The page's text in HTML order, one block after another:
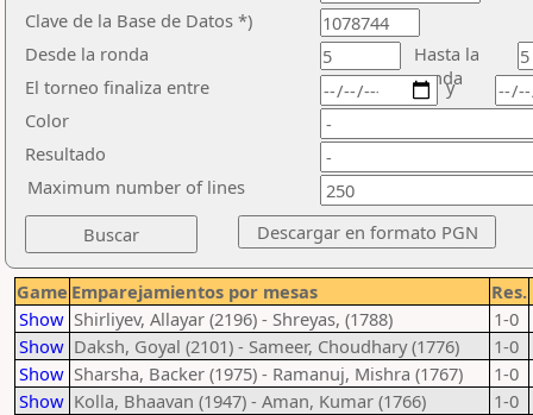
Clave de la Base de Datos *)
Desde la ronda
Hasta la
ronda
El torneo finaliza entre
Color
Resultado
y
Maximum number of lines
Game Emparejamientos por mesas
Res.
Show Shirliyev, Allayar (2196) - Shreyas, (1788)
1-0
Show Daksh, Goyal (2101) - Sameer, Choudhary (1776)
1-0
Show Sharsha, Backer (1975) - Ramanuj, Mishra (1767)
1-0
Show Kolla, Bhaavan (1947) - Aman, Kumar (1766)
1-0